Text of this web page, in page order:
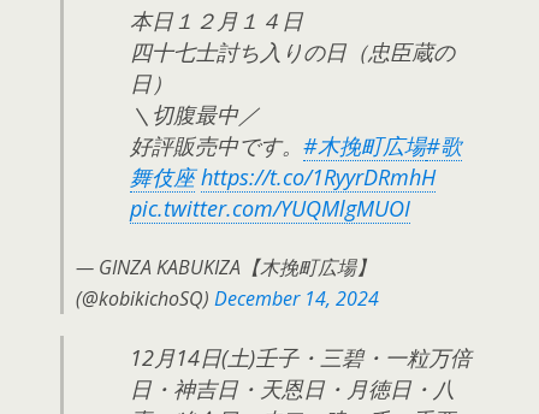
本日１２月１４日
四十七士討ち入りの日（忠臣蔵の
日）
＼切腹最中／
好評販売中です。 #木挽町広場#歌
舞伎座 https://t.co/1RyyrDRmhH
pic.twitter.com/YUQMlgMUOI
— GINZA KABUKIZA【木挽町広場】
(@kobikichoSQ) December 14, 2024
12月14日(土)壬子・三碧・一粒万倍
日・神吉日・天恩日・月徳日・八